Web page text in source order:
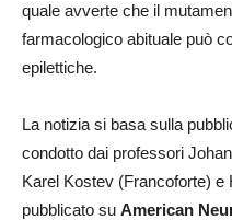
quale avverte che il
farmacologico abituale può
epilettiche.
La notizia si basa sulla
condotto dai professori
Karel Kostev (Francoforte)
pubblicato su American